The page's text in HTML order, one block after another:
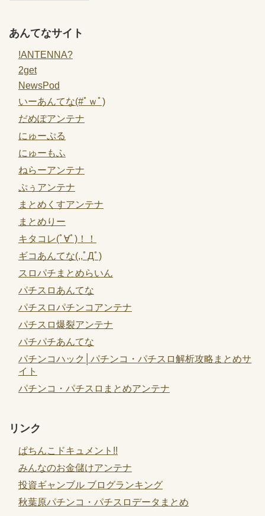
あんてなサイト
!ANTENNA?
2get
NewsPod
いーあんてな(#ﾟｗﾟ)
だめぽアンテナ
にゅーぷる
にゅーもふ
ねらーアンテナ
ぷぅアンテナ
まとめくすアンテナ
まとめりー
キタコレ(ﾟ∀ﾟ)！！
ギコあんてな(,,ﾟДﾟ)
スロパチまとめらいん
パチスロあんてな
パチスロパチンコアンテナ
パチスロ爆裂アンテナ
パチパチあんてな
パチンコハック│パチンコ・パチスロ解析攻略まとめサ
イト
パチンコ・パチスロまとめアンテナ
リンク
ぱちんこドキュメント!!
みんなのお金儲けアンテナ
投資ギャンブル ブログランキング
秋葉原パチンコ・パチスロデータまとめ